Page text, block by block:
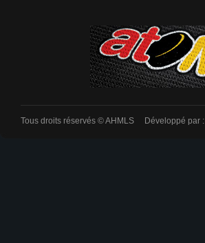
Tous droits réservés © AHMLS Développé par :